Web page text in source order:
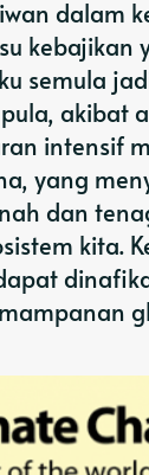
dalam
kebajikan
semula
akibat
intensif
yang
dan
kita.